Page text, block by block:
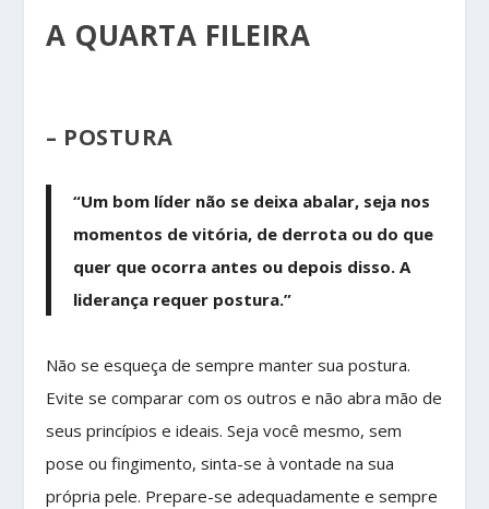
A QUARTA FILEIRA
– POSTURA
“Um bom líder não se deixa abalar, seja nos
momentos de vitória, de derrota ou do que
quer que ocorra antes ou depois disso. A
liderança requer postura.”
Não se esqueça de sempre manter sua postura.
Evite se comparar com os outros e não abra mão de
seus princípios e ideais. Seja você mesmo, sem
pose ou fingimento, sinta-se à vontade na sua
própria pele. Prepare-se adequadamente e sempre